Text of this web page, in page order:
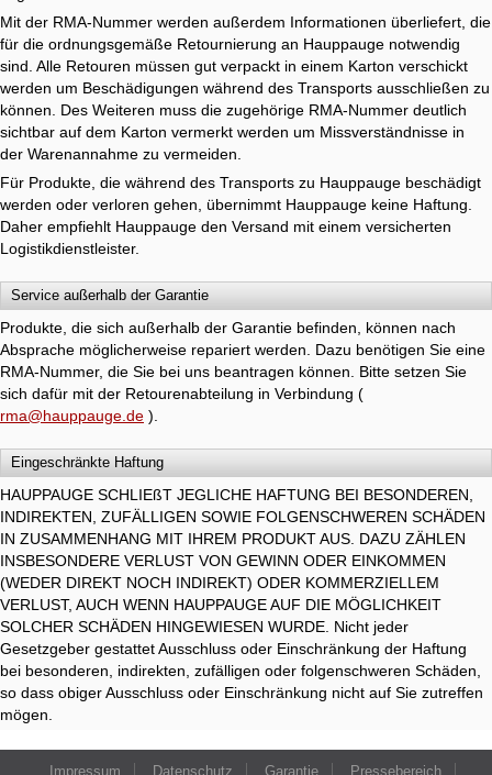
Mit der RMA-Nummer werden außerdem Informationen überliefert, die
für die ordnungsgemäße Retournierung an Hauppauge notwendig
sind. Alle Retouren müssen gut verpackt in einem Karton verschickt
werden um Beschädigungen während des Transports ausschließen zu
können. Des Weiteren muss die zugehörige RMA-Nummer deutlich
sichtbar auf dem Karton vermerkt werden um Missverständnisse in
der Warenannahme zu vermeiden.
Für Produkte, die während des Transports zu Hauppauge beschädigt
werden oder verloren gehen, übernimmt Hauppauge keine Haftung.
Daher empfiehlt Hauppauge den Versand mit einem versicherten
Logistikdienstleister.
Service außerhalb der Garantie
Produkte, die sich außerhalb der Garantie befinden, können nach
Absprache möglicherweise repariert werden. Dazu benötigen Sie eine
RMA-Nummer, die Sie bei uns beantragen können. Bitte setzen Sie
sich dafür mit der Retourenabteilung in Verbindung (
rma@hauppauge.de ).
Eingeschränkte Haftung
HAUPPAUGE SCHLIEßT JEGLICHE HAFTUNG BEI BESONDEREN,
INDIREKTEN, ZUFÄLLIGEN SOWIE FOLGENSCHWEREN SCHÄDEN
IN ZUSAMMENHANG MIT IHREM PRODUKT AUS. DAZU ZÄHLEN
INSBESONDERE VERLUST VON GEWINN ODER EINKOMMEN
(WEDER DIREKT NOCH INDIREKT) ODER KOMMERZIELLEM
VERLUST, AUCH WENN HAUPPAUGE AUF DIE MÖGLICHKEIT
SOLCHER SCHÄDEN HINGEWIESEN WURDE. Nicht jeder
Gesetzgeber gestattet Ausschluss oder Einschränkung der Haftung
bei besonderen, indirekten, zufälligen oder folgenschweren Schäden,
so dass obiger Ausschluss oder Einschränkung nicht auf Sie zutreffen
mögen.
Impressum Datenschutz Garantie Pressebereich